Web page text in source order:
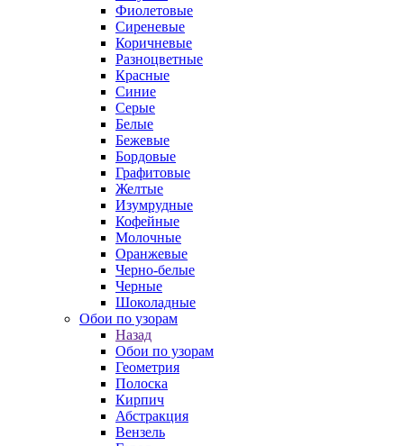
Фиолетовые
Сиреневые
Коричневые
Разноцветные
Красные
Синие
Серые
Белые
Бежевые
Бордовые
Графитовые
Желтые
Изумрудные
Кофейные
Молочные
Оранжевые
Черно-белые
Черные
Шоколадные
Обои по узорам
Назад
Обои по узорам
Геометрия
Полоска
Кирпич
Абстракция
Вензель